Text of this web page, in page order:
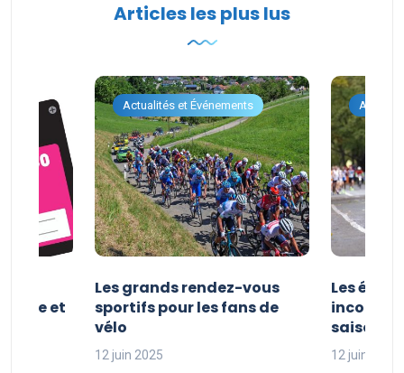
Articles les plus lus
et
Actualités et Événements
Les grands rendez-vous
sportifs pour les fans de
vélo
12 juin 2025
Les
saison
12 juin 2025